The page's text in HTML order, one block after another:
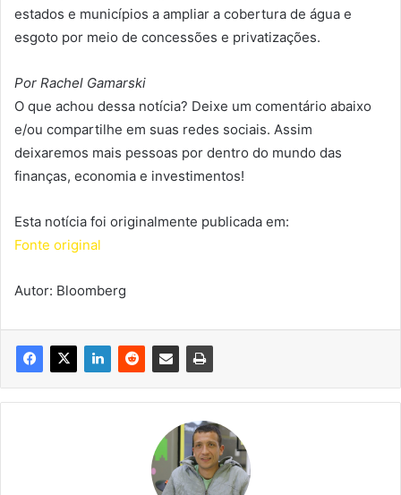
estados e municípios a ampliar a cobertura de água e
esgoto por meio de concessões e privatizações.
Por Rachel Gamarski
O que achou dessa notícia? Deixe um comentário abaixo
e/ou compartilhe em suas redes sociais. Assim
deixaremos mais pessoas por dentro do mundo das
finanças, economia e investimentos!
Esta notícia foi originalmente publicada em:
Fonte original
Autor: Bloomberg